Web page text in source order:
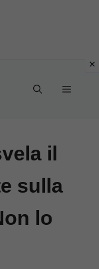
Menu
il
sulla
lo